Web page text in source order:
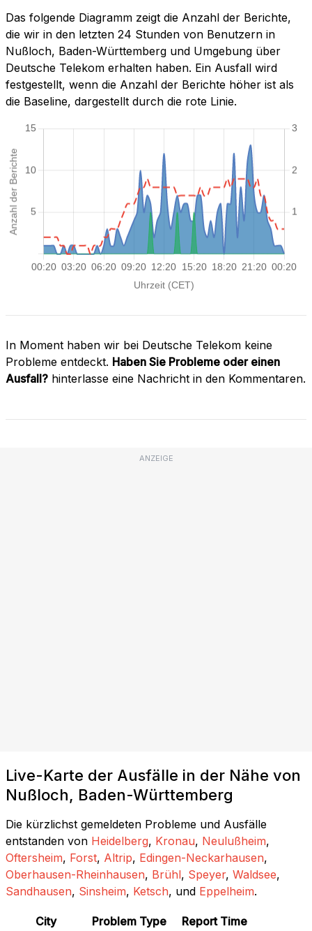
Das folgende Diagramm zeigt die Anzahl der Berichte,
die wir in den letzten 24 Stunden von Benutzern in
Nußloch, Baden-Württemberg und Umgebung über
Deutsche Telekom erhalten haben. Ein Ausfall wird
festgestellt, wenn die Anzahl der Berichte höher ist als
die Baseline, dargestellt durch die rote Linie.
In Moment haben wir bei Deutsche Telekom keine
Probleme entdeckt. Haben Sie Probleme oder einen
Ausfall? hinterlasse eine Nachricht in den Kommentaren.
ANZEIGE
Live-Karte der Ausfälle in der Nähe von
Nußloch, Baden-Württemberg
Die kürzlichst gemeldeten Probleme und Ausfälle
entstanden von Heidelberg, Kronau, Neulußheim,
Oftersheim, Forst, Altrip, Edingen-Neckarhausen,
Oberhausen-Rheinhausen, Brühl, Speyer, Waldsee,
Sandhausen, Sinsheim, Ketsch, und Eppelheim.
City Problem Type
Report Time